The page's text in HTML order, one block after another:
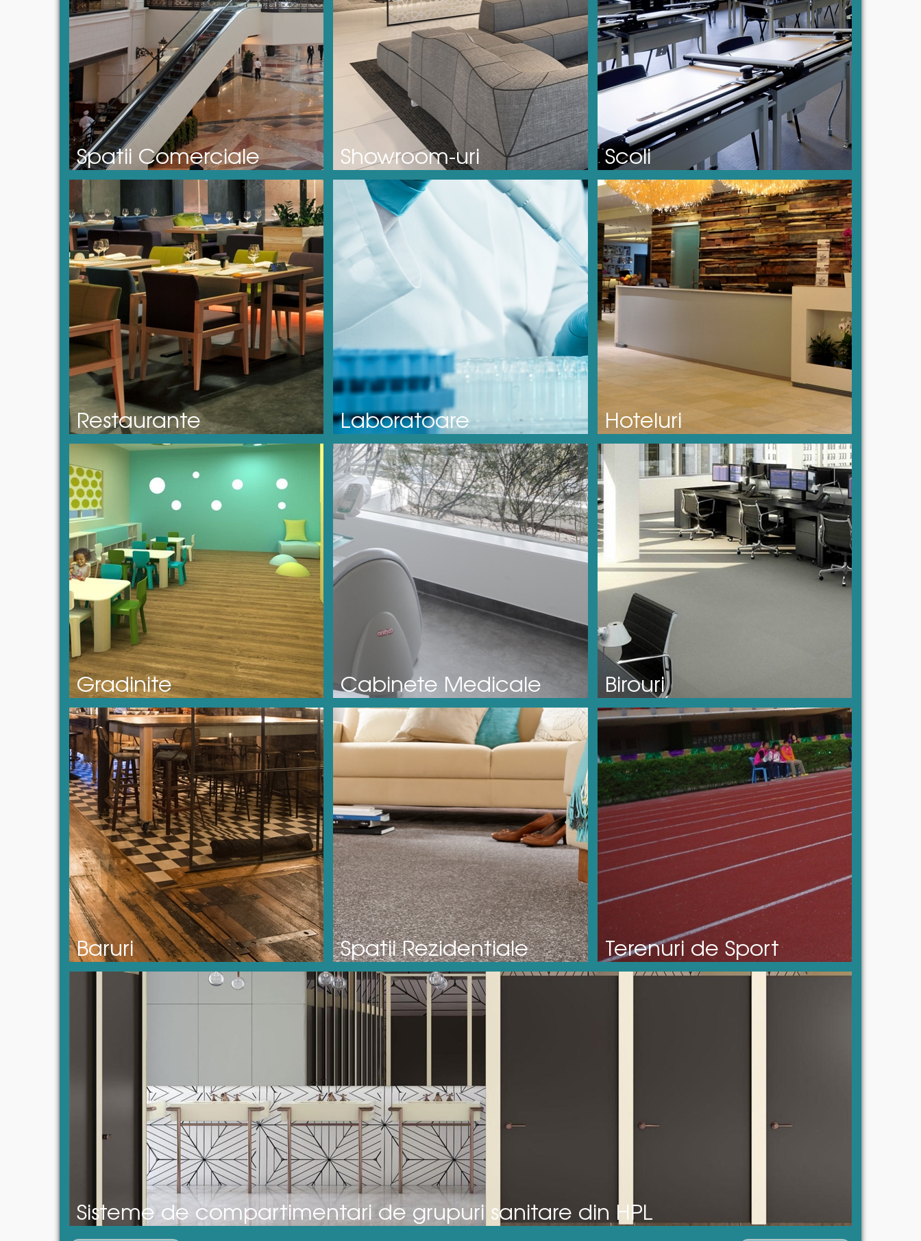
Spatii Comerciale Showroom-uri Scoli
Restaurante Laboratoare Hoteluri
Gradinite Cabinete Medicale Birouri
Baruri Spatii Rezidentiale Terenuri de Sport
Sisteme de compartimentari de grupuri sanitare din HPL